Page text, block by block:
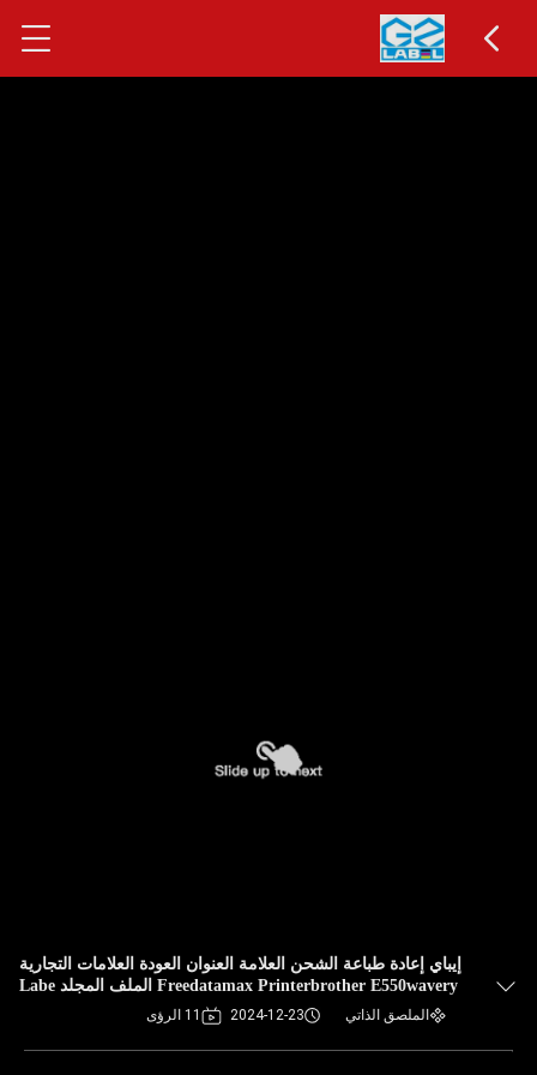
إيباي إعادة طباعة الشحن العلامة العنوان العودة العلامات التجارية
Freedatamax Printerbrother E550wavery الملف المجلد Labe
الملصق الذاتي 2024-12-23 11 الرؤى